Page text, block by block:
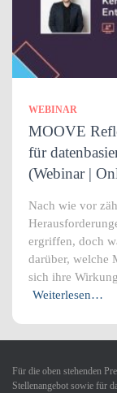
WEBINAR
MOOVE
für
(Webinar |
Nach wie vor
ergriffen, doch
darüber, welche
sich ihre
Weiterlesen…
Für die oben stehenden
Stellenangebot sowie für